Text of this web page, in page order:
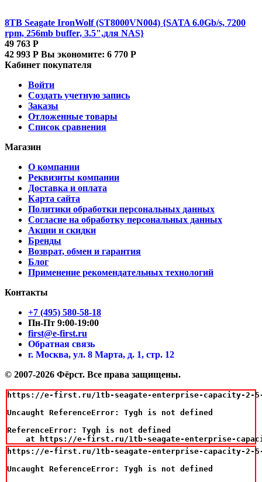
8TB Seagate IronWolf (ST8000VN004) {SATA 6.0Gb/s, 7200
rpm, 256mb buffer, 3.5",для NAS}
49 763 Р
42 993 Р Вы экономите: 6 770 Р
Кабинет покупателя
Войти
Создать учетную запись
Заказы
Отложенные товары
Список сравнения
Магазин
О компании
Реквизиты компании
Доставка и оплата
Карта сайта
Политики обработки персональных данных
Согласие на обработку персональных данных
Акции и скидки
Бренды
Возврат, обмен и гарантия
Блог
Применение рекомендательных технологий
Контакты
+7 (495) 580-58-18
Пн-Пт 9:00-19:00
first@e-first.ru
Обратная связь
г. Москва, ул. 8 Марта, д. 1, стр. 12
© 2007-2026 Фёрст. Все права защищены.
https://e-first.ru/1tb-seagate-enterprise-capacity-2-5-
Uncaught ReferenceError: Tygh is not defined
ReferenceError: Tygh is not defined
at https://e-first.ru/1tb-seagate-enterprise-
https://e-first.ru/1tb-seagate-enterprise-capacity-2-5-
Uncaught ReferenceError: Tygh is not defined